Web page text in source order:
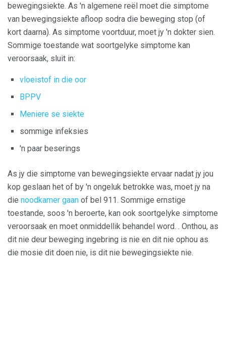
bewegingsiekte. As 'n algemene reël moet die simptome
van bewegingsiekte afloop sodra die beweging stop (of
kort daarna). As simptome voortduur, moet jy 'n dokter sien.
Sommige toestande wat soortgelyke simptome kan
veroorsaak, sluit in:
vloeistof in die oor
BPPV
Meniere se siekte
sommige infeksies
'n paar beserings
As jy die simptome van bewegingsiekte ervaar nadat jy jou
kop geslaan het of by 'n ongeluk betrokke was, moet jy na
die noodkamer gaan of bel 911. Sommige ernstige
toestande, soos 'n beroerte, kan ook soortgelyke simptome
veroorsaak en moet onmiddellik behandel word. . Onthou, as
dit nie deur beweging ingebring is nie en dit nie ophou as
die mosie dit doen nie, is dit nie bewegingsiekte nie.